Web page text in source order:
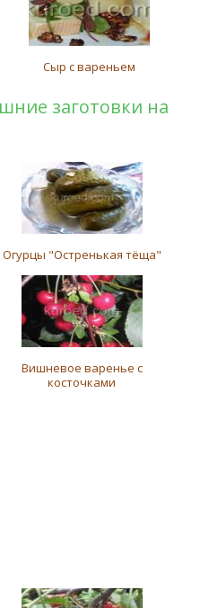
Сыр с вареньем
заготовки на
Огурцы "Остренькая тёща"
Вишневое варенье с
косточками